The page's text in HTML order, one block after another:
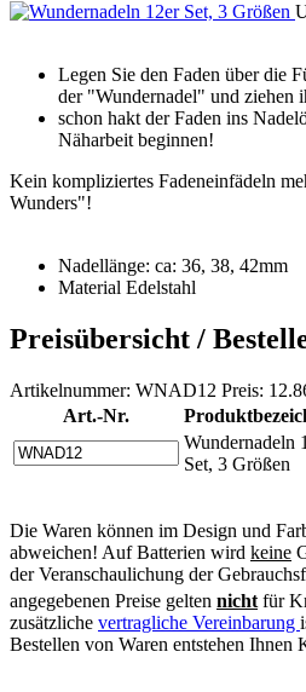
Legen Sie den Faden über die
der "Wundernadel" und ziehen
schon hakt der Faden ins
Näharbeit beginnen!
Kein kompliziertes Fadeneinfädeln
Wunders"!
Nadellänge: ca: 36, 38, 42mm
Material Edelstahl
Preisübersicht /
Artikelnummer: WNAD12 Preis:
Art.-Nr.
Wundernadeln
Set, 3 Größen
Die Waren können im Design und
abweichen! Auf Batterien wird keine
der Veranschaulichung der
angegebenen Preise gelten nicht für
zusätzliche vertragliche Vereinbarung
Bestellen von Waren entstehen Ihnen